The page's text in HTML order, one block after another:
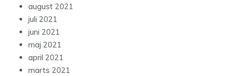
august 2021
juli 2021
juni 2021
maj 2021
april 2021
marts 2021